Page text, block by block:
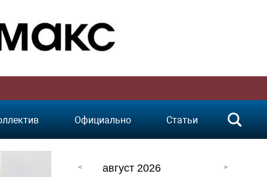
Официально Статьи
август 2026